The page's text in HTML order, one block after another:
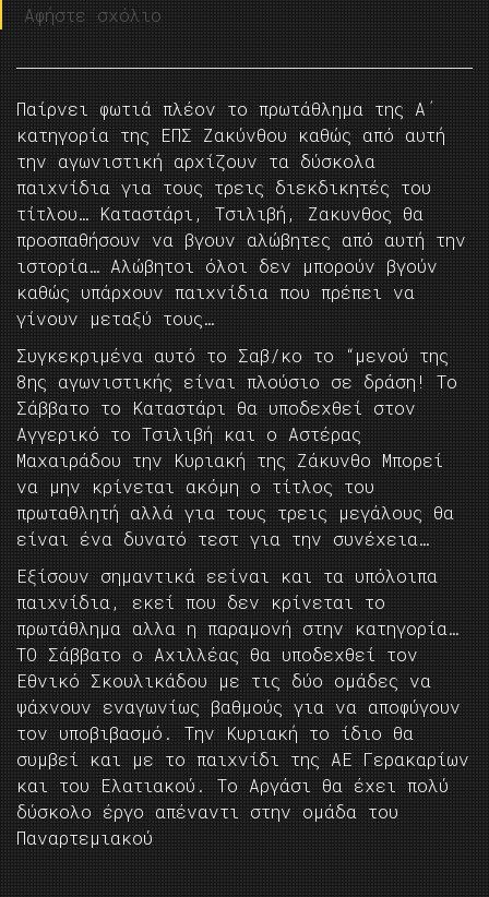
Αφήστε σχόλιο
Παίρνει φωτιά πλέον το πρωτάθλημα της Α΄
κατηγορία της ΕΠΣ Ζακύνθου καθώς από αυτή
την αγωνιστική αρχίζουν τα δύσκολα
παιχνίδια για τους τρεις διεκδικητές του
τίτλου… Καταστάρι, Τσιλιβή, Ζακυνθος θα
προσπαθήσουν να βγουν αλώβητες από αυτή την
ιστορία… Αλώβητοι όλοι δεν μπορούν βγούν
καθώς υπάρχουν παιχνίδια που πρέπει να
γίνουν μεταξύ τους…
Συγκεκριμένα αυτό το Σαβ/κο το “μενού της
8ης αγωνιστικής είναι πλούσιο σε δράση! Το
Σάββατο το Καταστάρι θα υποδεχθεί στον
Αγγερικό το Τσιλιβή και ο Αστέρας
Μαχαιράδου την Κυριακή της Ζάκυνθο Μπορεί
να μην κρίνεται ακόμη ο τίτλος του
πρωταθλητή αλλά για τους τρεις μεγάλους θα
είναι ένα δυνατό τεστ για την συνέχεια…
Εξίσουν σημαντικά εείναι και τα υπόλοιπα
παιχνίδια, εκεί που δεν κρίνεται το
πρωτάθλημα αλλα η παραμονή στην κατηγορία…
ΤΟ Σάββατο ο Αχιλλέας θα υποδεχθεί τον
Εθνικό Σκουλικάδου με τις δύο ομάδες να
ψάχνουν εναγωνίως βαθμούς για να αποφύγουν
τον υποβιβασμό. Την Κυριακή το ίδιο θα
συμβεί και με το παιχνίδι της ΑΕ Γερακαρίων
και του Ελατιακού. Το Αργάσι θα έχει πολύ
δύσκολο έργο απέναντι στην ομάδα του
Παναρτεμιακού